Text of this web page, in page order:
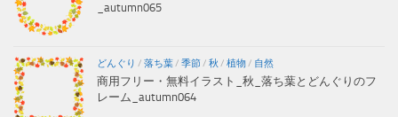
_autumn065
どんぐり / 落ち葉/ 季節/ 秋 / 植物/ 自然
商用フリー・無料イラスト_秋_落ち葉とどんぐりのフ
レーム_autumn064